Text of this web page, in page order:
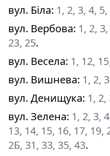
вул. Біла: 1, 2, 3, 4,
вул. Вербова: 1, 2,
23, 25.
вул. Весела: 1, 12,
вул. Вишнева: 1, 2,
вул. Денищука: 1, 2,
вул. Зелена: 1, 2, 3,
13, 14, 15, 16, 17, 19,
2Б, 31, 33, 35, 43.